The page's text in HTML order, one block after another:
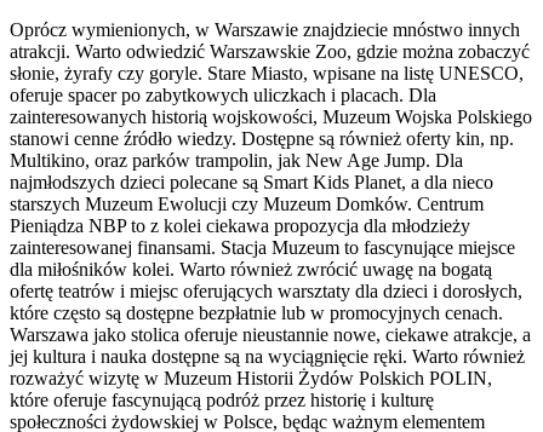
Oprócz wymienionych, w Warszawie znajdziecie mnóstwo innych
atrakcji. Warto odwiedzić Warszawskie Zoo, gdzie można zobaczyć
słonie, żyrafy czy goryle. Stare Miasto, wpisane na listę UNESCO,
oferuje spacer po zabytkowych uliczkach i placach. Dla
zainteresowanych historią wojskowości, Muzeum Wojska Polskiego
stanowi cenne źródło wiedzy. Dostępne są również oferty kin, np.
Multikino, oraz parków trampolin, jak New Age Jump. Dla
najmłodszych dzieci polecane są Smart Kids Planet, a dla nieco
starszych Muzeum Ewolucji czy Muzeum Domków. Centrum
Pieniądza NBP to z kolei ciekawa propozycja dla młodzieży
zainteresowanej finansami. Stacja Muzeum to fascynujące miejsce
dla miłośników kolei. Warto również zwrócić uwagę na bogatą
ofertę teatrów i miejsc oferujących warsztaty dla dzieci i dorosłych,
które często są dostępne bezpłatnie lub w promocyjnych cenach.
Warszawa jako stolica oferuje nieustannie nowe, ciekawe atrakcje, a
jej kultura i nauka dostępne są na wyciągnięcie ręki. Warto również
rozważyć wizytę w Muzeum Historii Żydów Polskich POLIN,
które oferuje fascynującą podróż przez historię i kulturę
społeczności żydowskiej w Polsce, będąc ważnym elementem